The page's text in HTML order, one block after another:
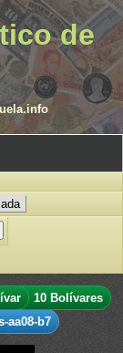
de
10 Bolívares
aa08-b7